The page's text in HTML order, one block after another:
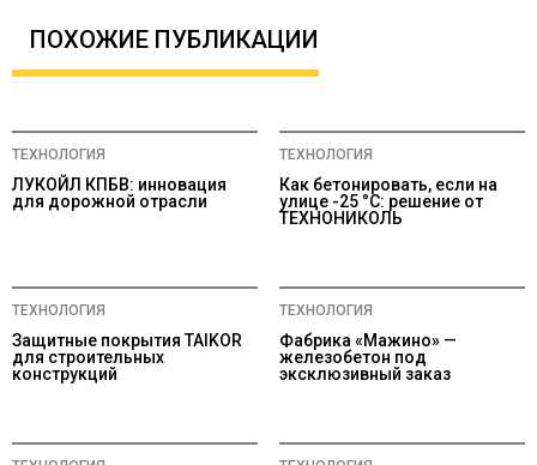
ПОХОЖИЕ ПУБЛИКАЦИИ
ТЕХНОЛОГИЯ
ЛУКОЙЛ КПБВ: инновация
для дорожной отрасли
ТЕХНОЛОГИЯ
Как бетонировать, если на
улице -25 °С: решение от
ТЕХНОНИКОЛЬ
ТЕХНОЛОГИЯ
Защитные покрытия TAIKOR
для строительных
конструкций
ТЕХНОЛОГИЯ
Фабрика «Мажино» —
железобетон под
эксклюзивный заказ